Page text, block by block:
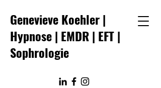
Genevieve Koehler |
Hypnose | EMDR| EFT|
Sophrologie